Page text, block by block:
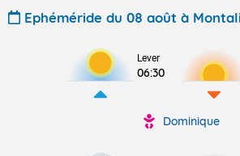
Ephéméride du 08 août à
Lever
06:30
Dominique